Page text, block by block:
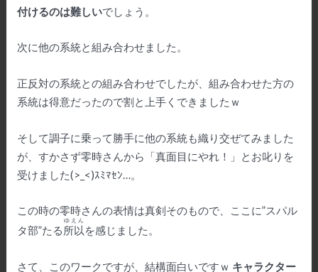
付けるのは難しいでしょう。
次に他の系統と組み合わせました。
正反対の系統との組み合わせでしたが、組み合わせた方の
系統は得意だったので割と上手くできましたｗ
そして調子に乗って勝手に他の系統も織り交ぜてみました
が、すかさず零時さんから「真面目にやれ！」とお叱りを
受けました(>_<)ｽﾐﾏｾﾝ…。
この時の零時さんの表情は真剣そのもので、ここに”スパル
タ部”たる 所以
ゆえん
を感じました。
さて、このワークですが、結構面白いですｗ キャラクター